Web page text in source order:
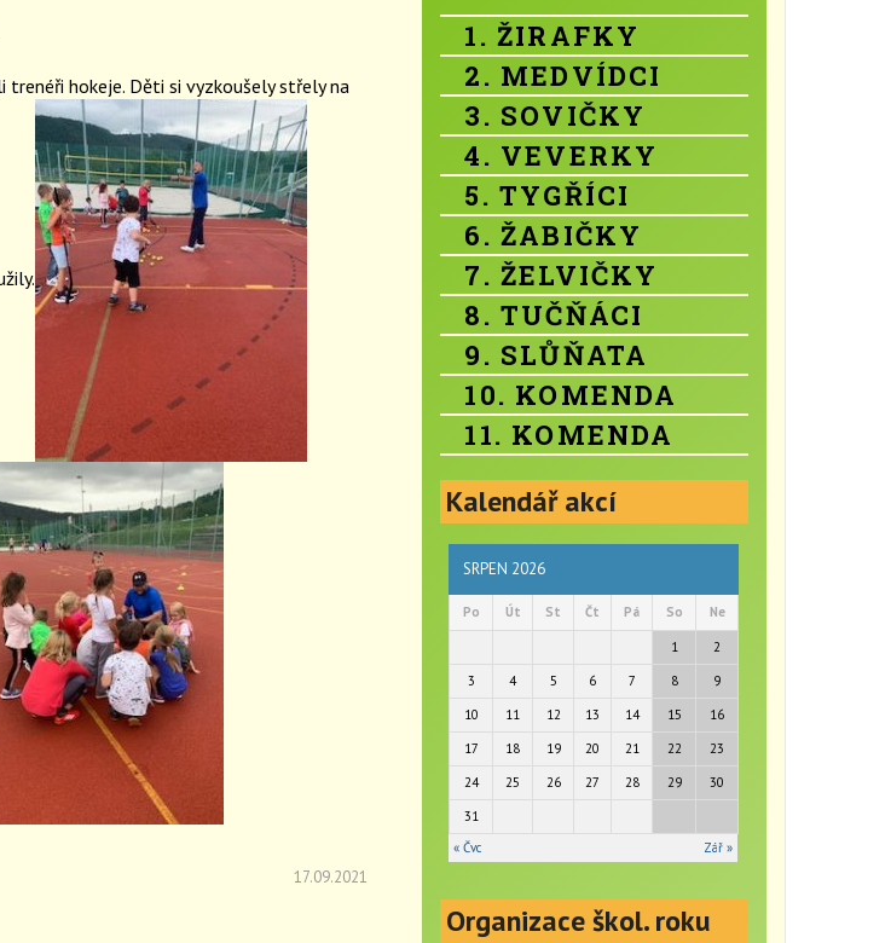
hokeje. Děti si vyzkoušely střely na
17.09.2021
1. ŽIRAFKY
2. MEDVÍDCI
3. SOVIČKY
4. VEVERKY
5. TYGŘÍCI
6. ŽABIČKY
7. ŽELVIČKY
8. TUČŇÁCI
9. SLŮŇATA
10. KOMENDA
11. KOMENDA
Kalendář akcí
SRPEN 2026
Po Út St Čt Pá So Ne
1
2
3
4 5 6 7 8
9
10
11 12 13 14 15
16
17
18 19 20 21 22
23
24
25 26 27 28 29
30
31
« Čvc
Zář »
Organizace škol. roku